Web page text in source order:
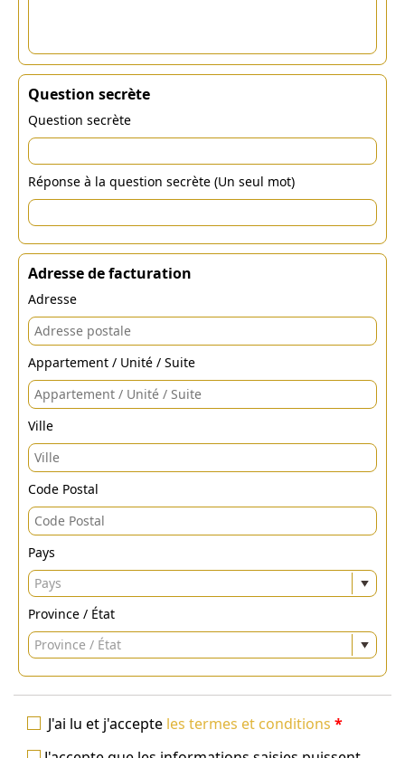
Question secrète
Question secrète
Réponse à la question secrète (Un seul mot)
Adresse de facturation
Adresse
Appartement / Unité / Suite
Ville
Code Postal
Pays
Pays
Province / État
Province / État
J'ai lu et j'accepte les termes et conditions *